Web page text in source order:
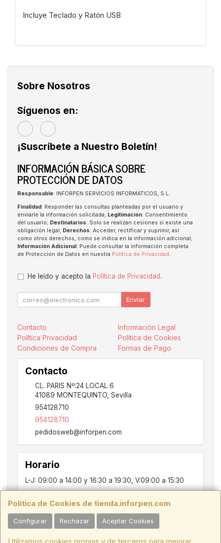
Incluye Teclado y Ratón USB
Política de Cookies de tienda.inforpen.com
Configurar Rechazar Aceptar Cookies
Sobre Nosotros
Síguenos en:
¡Suscríbete a Nuestro Boletín!
INFORMACIÓN BÁSICA SOBRE
PROTECCIÓN DE DATOS
Responsable: INFORPEN SERVICIOS INFORMATICOS, S.L.
Finalidad: Responder las consultas planteadas por el usuario y
enviarle la información solicitada; Legitimación: Consentimiento
del usuario; Destinatarios: Solo se realizan cesiones si existe una
obligación legal; Derechos: Acceder, rectificar y suprimir, así
como otros derechos, como se indica en la información adicional;
Información Adicional: Puede consultar la información completa
de Protección de Datos en nuestra Política de Privacidad.
He leído y acepto la Política de Privacidad.
Enviar
Contacto
Información Legal
Política Privacidad
Política de Cookies
Condiciones de Compra
Formas de Pago
Contacto
CL. PARIS Nº:24 LOCAL 6
41089 MONTEQUINTO Sevilla
954128710
954128710
pedidosweb@inforpen.com
Horario
L-J: 09:00 a 14:00 y 16:30 a 19:30, V:09:00 a 15:30
PARIS, 24, LOCAL 6, 41089, Montequinto - Dos Hermanas, SEVILLA,
C.I.F.:ESB91914697 - Tfno.:954128710